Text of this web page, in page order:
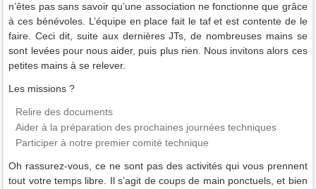
n’êtes pas sans savoir qu’une association ne fonctionne que grâce
à ces bénévoles. L’équipe en place fait le taf et est contente de le
faire. Ceci dit, suite aux dernières JTs, de nombreuses mains se
sont levées pour nous aider, puis plus rien. Nous invitons alors ces
petites mains à se relever.
Les missions ?
Relire des documents
Aider à la préparation des prochaines journées techniques
Participer à notre premier comité technique
Oh rassurez-vous, ce ne sont pas des activités qui vous prennent
tout votre temps libre. Il s’agit de coups de main ponctuels, et bien